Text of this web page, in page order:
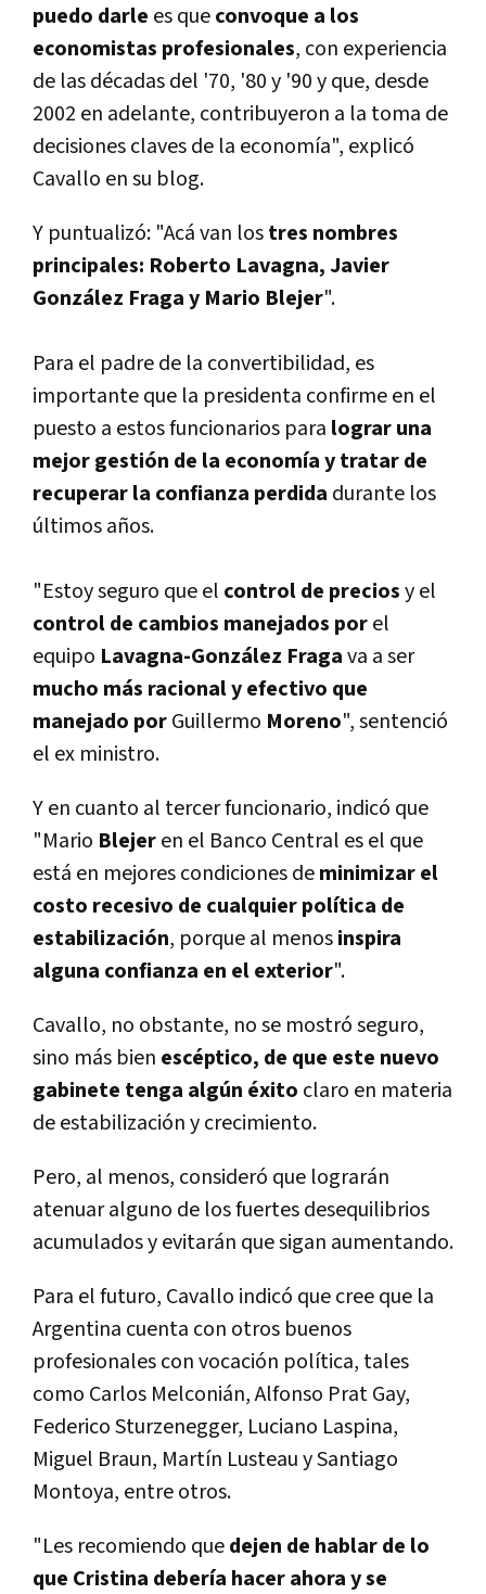
puedo darle es queconvoque a los
economistas profesionales, con experiencia
de las décadas del '70, '80 y '90 y que, desde
2002 en adelante, contribuyeron a la toma de
decisiones claves de la economía", explicó
Cavallo en su blog.
Y puntualizó: "Acá van lostres nombres
principales: Roberto Lavagna, Javier
González Fraga y Mario Blejer".
Para el padre de la convertibilidad, es
importante que la presidenta confirme en el
puesto a estos funcionarios para lograr una
mejor gestión de la economía y tratar de
recuperar la confianza perdida durante los
últimos años.
"Estoy seguro que el control de preciosy el
control de cambios manejados porel
equipo Lavagna-González Fragava a ser
mucho más racional y efectivo que
manejado porGuillermo Moreno", sentenció
el ex ministro.
Y en cuanto al tercer funcionario, indicó que
"Mario Blejeren el Banco Central es el que
está en mejores condiciones deminimizar el
costo recesivo de cualquier política de
estabilización, porque al menosinspira
alguna confianza en el exterior".
Cavallo, no obstante, no se mostró seguro,
sino más bien escéptico, de que este nuevo
gabinete tenga algún éxito claro en materia
de estabilización y crecimiento.
Pero, al menos, consideró que lograrán
atenuar alguno de los fuertes desequilibrios
acumulados y evitarán que sigan aumentando.
Para el futuro, Cavallo indicó que cree que la
Argentina cuenta con otros buenos
profesionales con vocación política, tales
como Carlos Melconián, Alfonso Prat Gay,
Federico Sturzenegger, Luciano Laspina,
Miguel Braun, Martín Lusteau y Santiago
Montoya, entre otros.
"Les recomiendo quedejen de hablar de lo
que Cristina debería hacer ahora y se